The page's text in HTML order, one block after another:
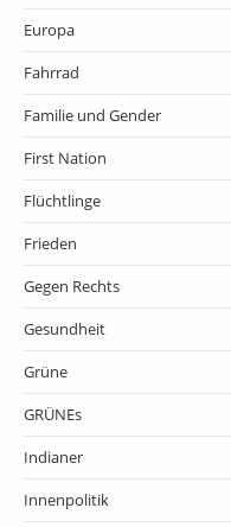
Europa
Fahrrad
Familie und Gender
First Nation
Flüchtlinge
Frieden
Gegen Rechts
Gesundheit
Grüne
GRÜNEs
Indianer
Innenpolitik